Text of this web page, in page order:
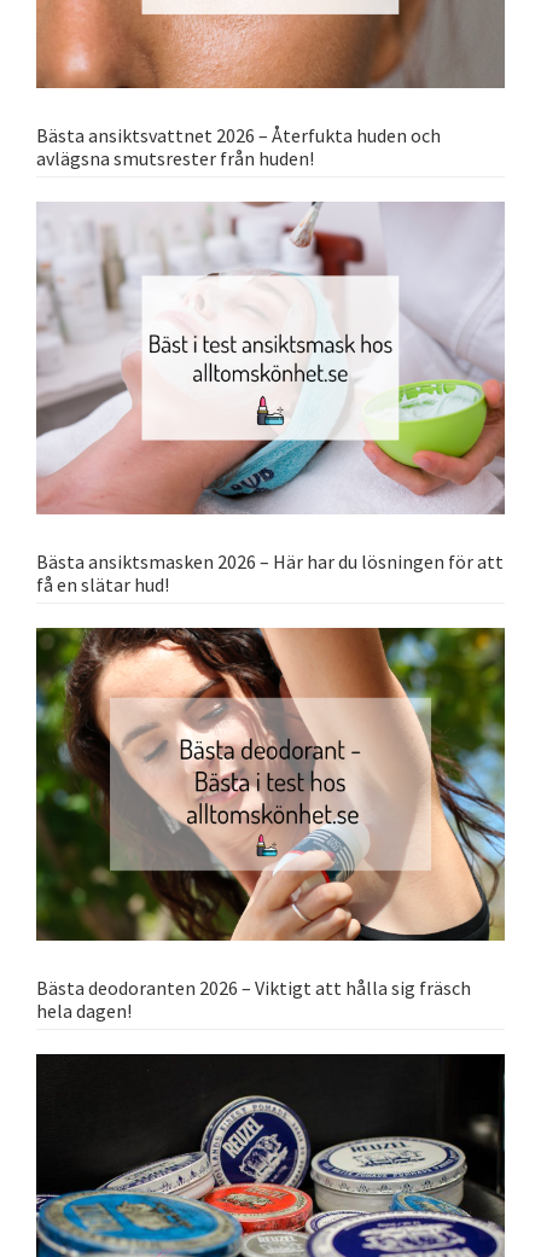
Bästa ansiktsvattnet 2026 – Återfukta huden och
avlägsna smutsrester från huden!
Bästa ansiktsmasken 2026 – Här har du lösningen för att
få en slätar hud!
Bästa deodoranten 2026 – Viktigt att hålla sig fräsch
hela dagen!